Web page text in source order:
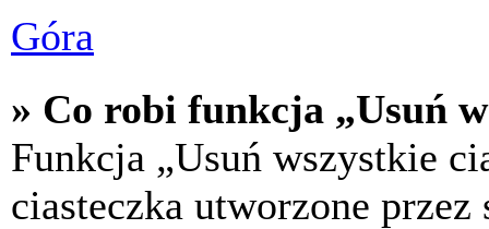
Góra
» Co robi funkcja „Usuń
Funkcja „Usuń wszystkie
ciasteczka utworzone